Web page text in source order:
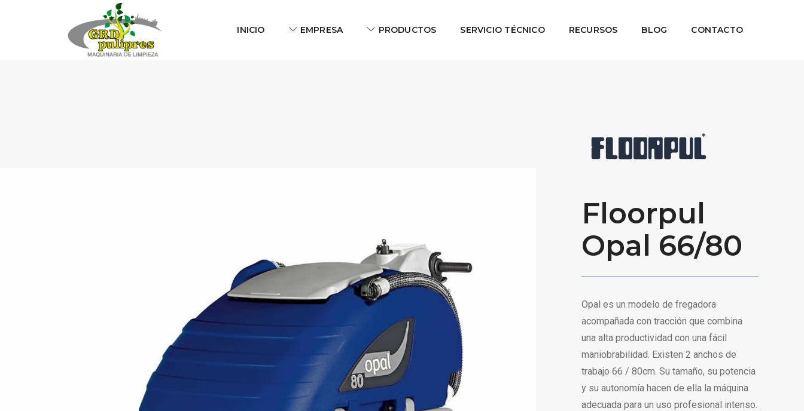
INICIO EMPRESA PRODUCTOS SERVICIO TÉCNICO RECURSOS BLOG CONTACTO
Floorpul
Opal 66/80
Opal es un modelo de fregadora
acompañada con tracción que combina
una alta productividad con una fácil
maniobrabilidad. Existen 2 anchos de
trabajo 66 / 80cm. Su tamaño, su potencia
y su autonomía hacen de ella la máquina
adecuada para un uso profesional intenso.